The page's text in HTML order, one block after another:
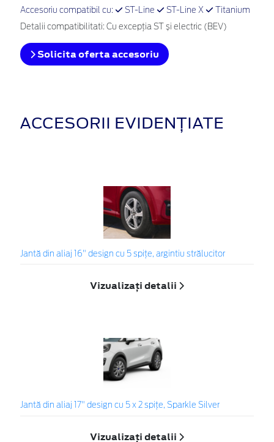
Accesoriu compatibil cu: ST-Line ST-Line X Titanium
Detalii compatibilitati: Cu excepţia ST și electric (BEV)
Solicita oferta accesoriu
ACCESORII EVIDENȚIATE
Jantă din aliaj 16" design cu 5 spițe, argintiu strălucitor
Vizualizați detalii
Jantă din aliaj 17" design cu 5 x 2 spiţe, Sparkle Silver
Vizualizați detalii